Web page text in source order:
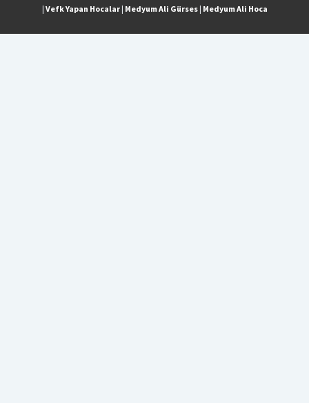
| Vefk Yapan Hocalar| Medyum Ali Gürses| Medyum Ali Hoca